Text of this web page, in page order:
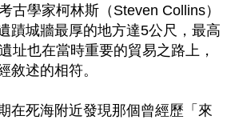
古學家柯林斯（Steven Collins）
蹟城牆最厚的地方達5公尺，最高
址也在當時重要的貿易之路上，
敘述的相符。
在死海附近發現那個曾經歷「來